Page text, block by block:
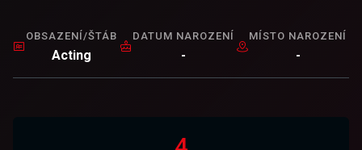
OBSAZENÍ/ŠTÁB
Acting
DATUM NAROZENÍ
-
MÍSTO NAROZENÍ
-